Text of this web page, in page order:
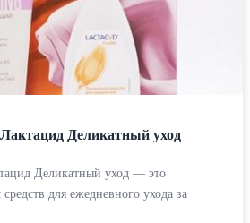
Деликатный уход
Деликатный уход — это
для ежедневного ухода за